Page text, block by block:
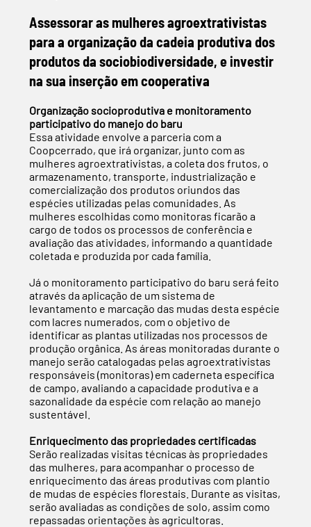
Assessorar as mulheres agroextrativistas
para a organização da cadeia produtiva dos
produtos da sociobiodiversidade, e investir
na sua inserção em cooperativa
Organização socioprodutiva e monitoramento
participativo do manejo do baru
Essa atividade envolve a parceria com a
Coopcerrado, que irá organizar, junto com as
mulheres agroextrativistas, a coleta dos frutos, o
armazenamento, transporte, industrialização e
comercialização dos produtos oriundos das
espécies utilizadas pelas comunidades. As
mulheres escolhidas como monitoras ficarão a
cargo de todos os processos de conferência e
avaliação das atividades, informando a quantidade
coletada e produzida por cada família.
Já o monitoramento participativo do baru será feito
através da aplicação de um sistema de
levantamento e marcação das mudas desta espécie
com lacres numerados, com o objetivo de
identificar as plantas utilizadas nos processos de
produção orgânica. As áreas monitoradas durante o
manejo serão catalogadas pelas agroextrativistas
responsáveis (monitoras) em caderneta específica
de campo, avaliando a capacidade produtiva e a
sazonalidade da espécie com relação ao manejo
sustentável.
Enriquecimento das propriedades certificadas
Serão realizadas visitas técnicas às propriedades
das mulheres, para acompanhar o processo de
enriquecimento das áreas produtivas com plantio
de mudas de espécies florestais. Durante as visitas,
serão avaliadas as condições de solo, assim como
repassadas orientações às agricultoras.